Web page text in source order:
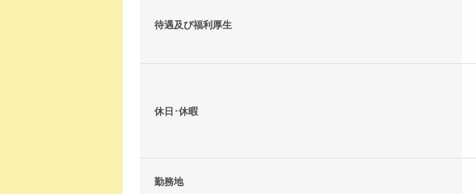
待遇及び福利厚生
休日･休暇
勤務地